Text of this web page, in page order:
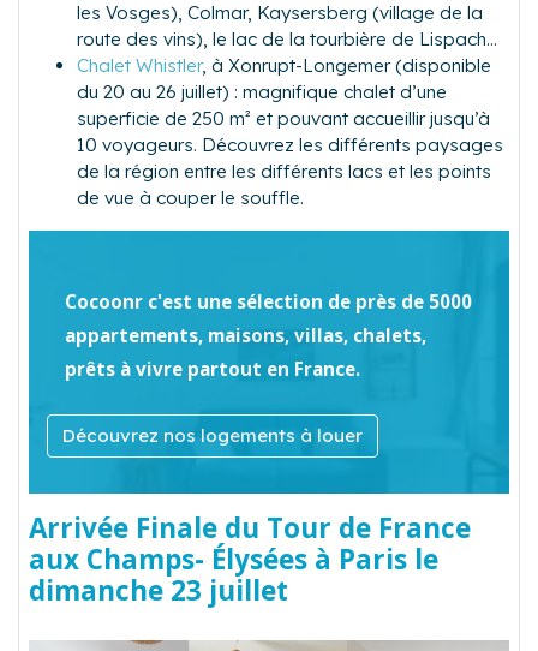
les Vosges), Colmar, Kaysersberg (village de la
route des vins), le lac de la tourbière de Lispach...
Chalet Whistler, à Xonrupt-Longemer (disponible
du 20 au 26 juillet) : magnifique chalet d’une
superficie de 250 m² et pouvant accueillir jusqu’à
10 voyageurs. Découvrez les différents paysages
de la région entre les différents lacs et les points
de vue à couper le souffle.
Cocoonr c'est une sélection de près de 5000
appartements, maisons, villas, chalets,
prêts à vivre partout en France.
Découvrez nos logements à louer
Arrivée Finale du Tour de France
aux Champs- Élysées à Paris le
dimanche 23 juillet